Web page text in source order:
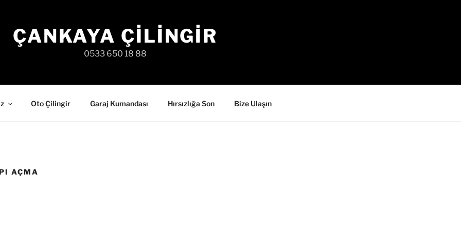
ÇANKAYA ÇILINGIR
0533 650 18 88
Oto Çilingir Garaj Kumandası Hırsızlığa Son Bize Ulaşın
AÇMA